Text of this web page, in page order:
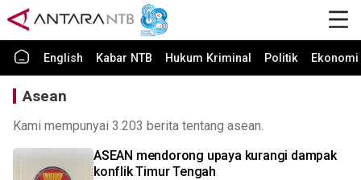
English Kabar NTB Hukum Kriminal Politik
Asean
Kami mempunyai 3.203 berita tentang asean.
ASEAN mendorong upaya kurangi dampak
konflik Timur Tengah